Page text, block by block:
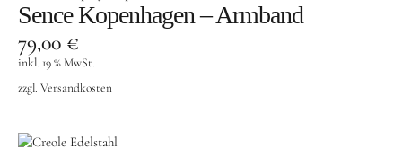
Sence Kopenhagen – Armband
79,00 €
inkl. 19 % MwSt.
zzgl. Versandkosten